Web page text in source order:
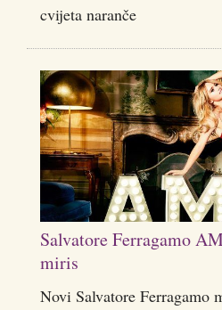
cvijeta naranče
Salvatore Ferragamo
miris
Novi Salvatore Ferragamo